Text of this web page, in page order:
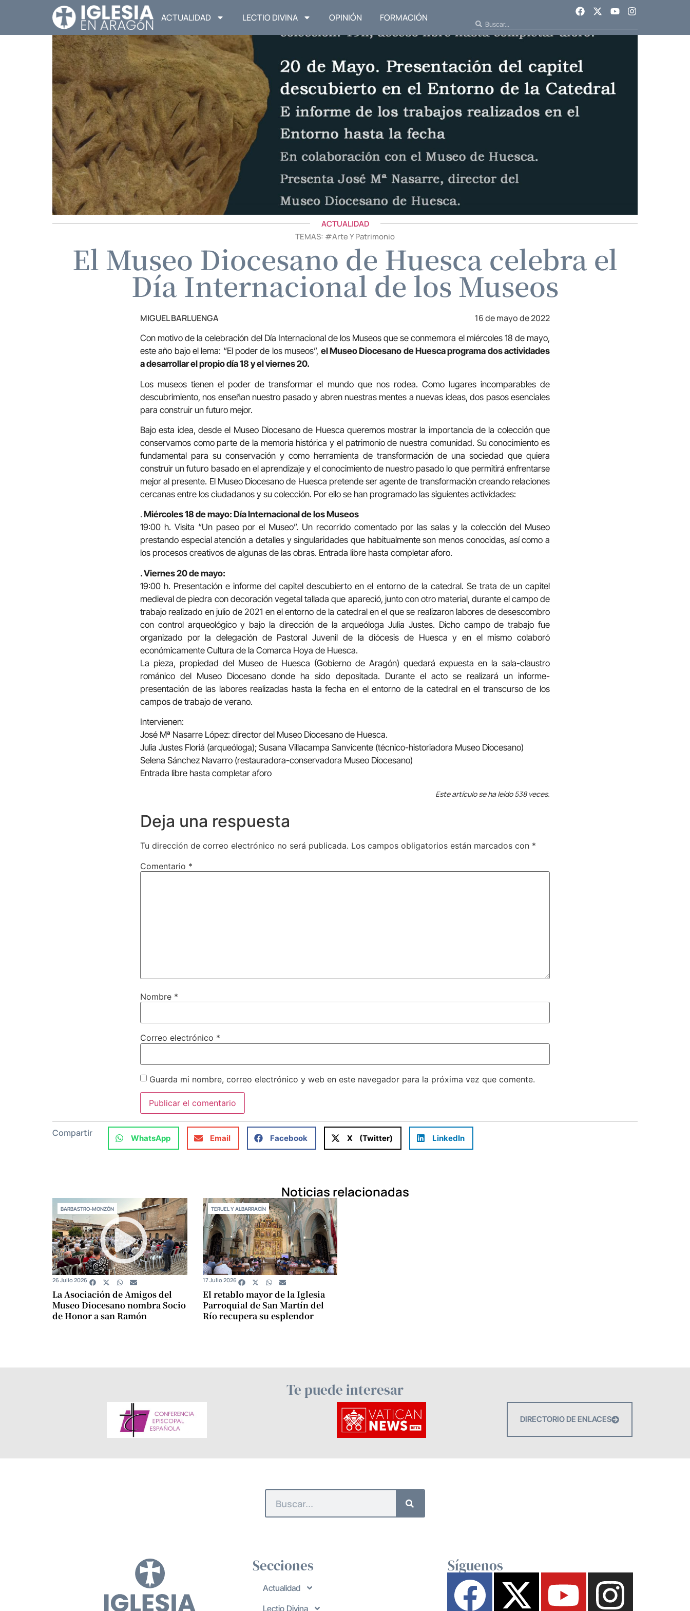
ACTUALIDAD LECTIO DIVINA OPINIÓN FORMACIÓN
ACTUALIDAD
TEMAS: #Arte Y Patrimonio
El Museo Diocesano de Huesca celebra el
Día Internacional de los Museos
MIGUEL BARLUENGA 16 de mayo de 2022
Con motivo de la celebración del Día Internacional de los Museos que se conmemora el miércoles 18 de mayo,
este año bajo el lema: “El poder de los museos”, el Museo Diocesano de Huesca programa dos actividades
a desarrollar el propio día 18 y el viernes 20.
Los museos tienen el poder de transformar el mundo que nos rodea. Como lugares incomparables de
descubrimiento, nos enseñan nuestro pasado y abren nuestras mentes a nuevas ideas, dos pasos esenciales
para construir un futuro mejor.
Bajo esta idea, desde el Museo Diocesano de Huesca queremos mostrar la importancia de la colección que
conservamos como parte de la memoria histórica y el patrimonio de nuestra comunidad. Su conocimiento es
fundamental para su conservación y como herramienta de transformación de una sociedad que quiera
construir un futuro basado en el aprendizaje y el conocimiento de nuestro pasado lo que permitirá enfrentarse
mejor al presente. El Museo Diocesano de Huesca pretende ser agente de transformación creando relaciones
cercanas entre los ciudadanos y su colección. Por ello se han programado las siguientes actividades:
. Miércoles 18 de mayo: Día Internacional de los Museos
19:00 h. Visita “Un paseo por el Museo”. Un recorrido comentado por las salas y la colección del Museo
prestando especial atención a detalles y singularidades que habitualmente son menos conocidas, así como a
los procesos creativos de algunas de las obras. Entrada libre hasta completar aforo.
. Viernes 20 de mayo:
19:00 h. Presentación e informe del capitel descubierto en el entorno de la catedral. Se trata de un capitel
medieval de piedra con decoración vegetal tallada que apareció, junto con otro material, durante el campo de
trabajo realizado en julio de 2021 en el entorno de la catedral en el que se realizaron labores de desescombro
con control arqueológico y bajo la dirección de la arqueóloga Julia Justes. Dicho campo de trabajo fue
organizado por la delegación de Pastoral Juvenil de la diócesis de Huesca y en el mismo colaboró
económicamente Cultura de la Comarca Hoya de Huesca.
La pieza, propiedad del Museo de Huesca (Gobierno de Aragón) quedará expuesta en la sala-claustro
románico del Museo Diocesano donde ha sido depositada. Durante el acto se realizará un informe-
presentación de las labores realizadas hasta la fecha en el entorno de la catedral en el transcurso de los
campos de trabajo de verano.
Intervienen:
José Mª Nasarre López: director del Museo Diocesano de Huesca.
Julia Justes Floriá (arqueóloga); Susana Villacampa Sanvicente (técnico-historiadora Museo Diocesano)
Selena Sánchez Navarro (restauradora-conservadora Museo Diocesano)
Entrada libre hasta completar aforo
Este artículo se ha leído 538 veces.
Deja una respuesta
Tu dirección de correo electrónico no será publicada. Los campos obligatorios están marcados con *
Comentario *
Nombre *
Correo electrónico *
Guarda mi nombre, correo electrónico y web en este navegador para la próxima vez que comente.
Compartir WhatsApp Email Facebook X (Twitter) LinkedIn
Noticias relacionadas
BARBASTRO-MONZÓN
La Asociación de Amigos del
Museo Diocesano nombra Socio
de Honor a san Ramón
26 Julio 2026
TERUEL Y ALBARRACÍN
El retablo mayor de la Iglesia
Parroquial de San Martín del
Río recupera su esplendor
17 Julio 2026
Te puede interesar
DIRECTORIO DE ENLACES
Secciones
Actualidad
Lectio Divina
Síguenos